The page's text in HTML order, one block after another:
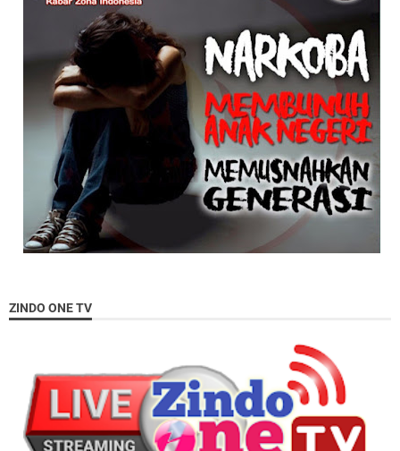
ZINDO ONE TV